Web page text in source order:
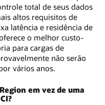
total de seus dados
altos requisitos de
latência e residência de
o melhor custo-
para cargas de
não serão
vários anos.
em vez de uma